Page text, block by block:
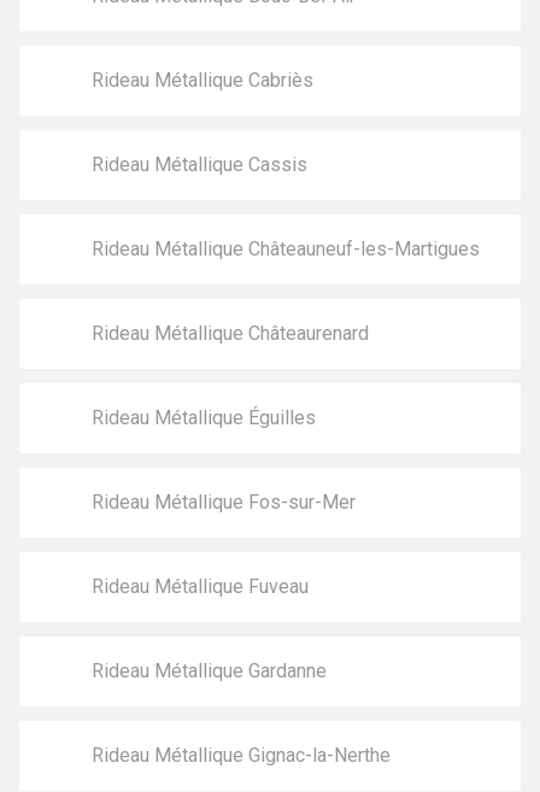
Rideau Métallique Cabriès
Rideau Métallique Cassis
Rideau Métallique Châteauneuf-les-Martigues
Rideau Métallique Châteaurenard
Rideau Métallique Éguilles
Rideau Métallique Fos-sur-Mer
Rideau Métallique Fuveau
Rideau Métallique Gardanne
Rideau Métallique Gignac-la-Nerthe